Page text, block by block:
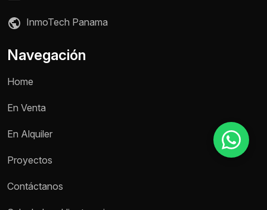
Mensaje *
InmoTech Panama
Navegación
Home
En Venta
En Alquiler
Proyectos
Contáctanos